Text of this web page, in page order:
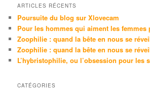
e
ARTICLES RÉCENTS
Poursuite du blog sur Xlovecam
Pour les hommes qui aiment les femmes
Zoophilie : quand la bête en nous se
Zoophilie : quand la bête en nous se
L’hybristophilie, ou l’obsession pour les
CATÉGORIES